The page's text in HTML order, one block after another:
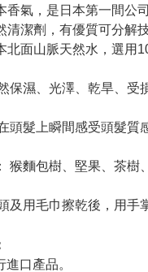
香氣，是日本第一間公
清潔劑，有優質可分解
北面山脈天然水，選用
保濕、光澤、乾旱、受
頭髮上瞬間感受頭髮質
猴麵包樹、堅果、茶樹
及用毛巾擦乾後，用手
進口產品。